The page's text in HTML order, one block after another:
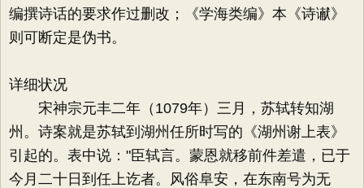
编撰诗话的要求作过删改；《学海类编》本《诗谳》
则可断定是伪书。
详细状况
宋神宗元丰二年（1079年）三月，苏轼转知湖
州。诗案就是苏轼到湖州任所时写的《湖州谢上表》
引起的。表中说："臣轼言。蒙恩就移前件差遣，已于
今月二十日到任上讫者。风俗阜安，在东南号为无